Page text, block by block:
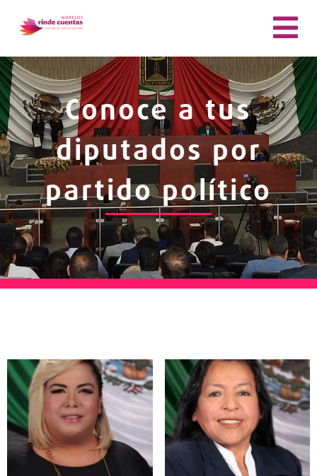
Conoce a tus
diputados por
partido político